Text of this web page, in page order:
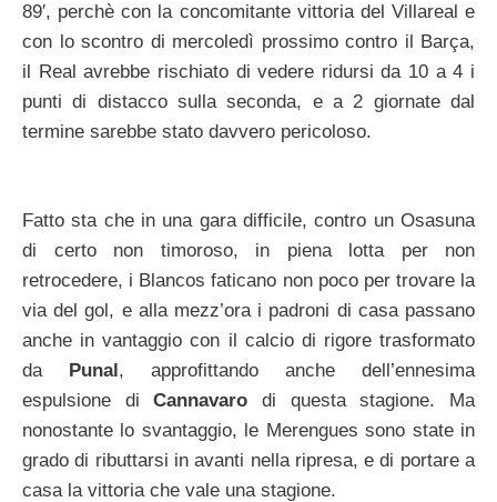
89′, perchè con la concomitante vittoria del Villareal e
con lo scontro di mercoledì prossimo contro il Barça,
il Real avrebbe rischiato di vedere ridursi da 10 a 4 i
punti di distacco sulla seconda, e a 2 giornate dal
termine sarebbe stato davvero pericoloso.
Fatto sta che in una gara difficile, contro un Osasuna
di certo non timoroso, in piena lotta per non
retrocedere, i Blancos faticano non poco per trovare la
via del gol, e alla mezz’ora i padroni di casa passano
anche in vantaggio con il calcio di rigore trasformato
da Punal, approfittando anche dell’ennesima
espulsione diCannavarodi questa stagione. Ma
nonostante lo svantaggio, le Merengues sono state in
grado di ributtarsi in avanti nella ripresa, e di portare a
casa la vittoria che vale una stagione.